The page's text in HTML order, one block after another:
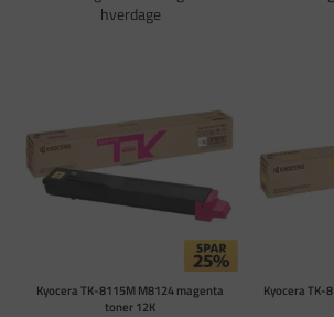
hverdage
Kyocera TK-8115M M8124 magenta
toner 12K
Kyocera TK-